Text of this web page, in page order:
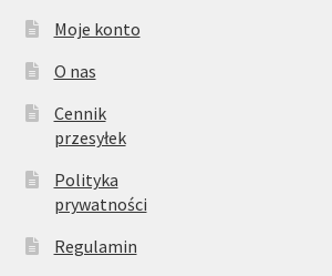
Moje konto
O nas
Cennik
przesyłek
Polityka
prywatności
Regulamin